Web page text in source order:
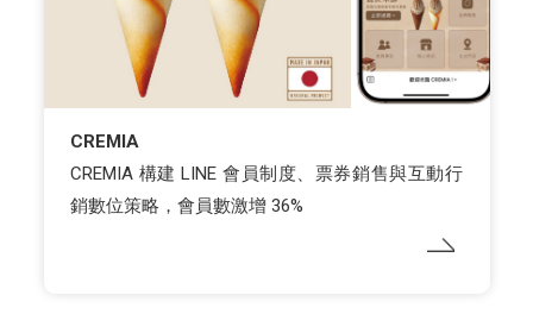
CREMIA
CREMIA 構建 LINE 會員制度、票券銷售與互動行
銷數位策略，會員數激增 36%